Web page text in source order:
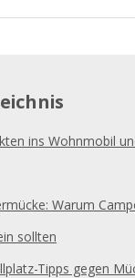
ins Wohnmobil
Warum
sollten
Tipps gegen